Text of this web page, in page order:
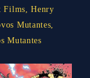
Films ,Henry
Mutantes
Mutantes